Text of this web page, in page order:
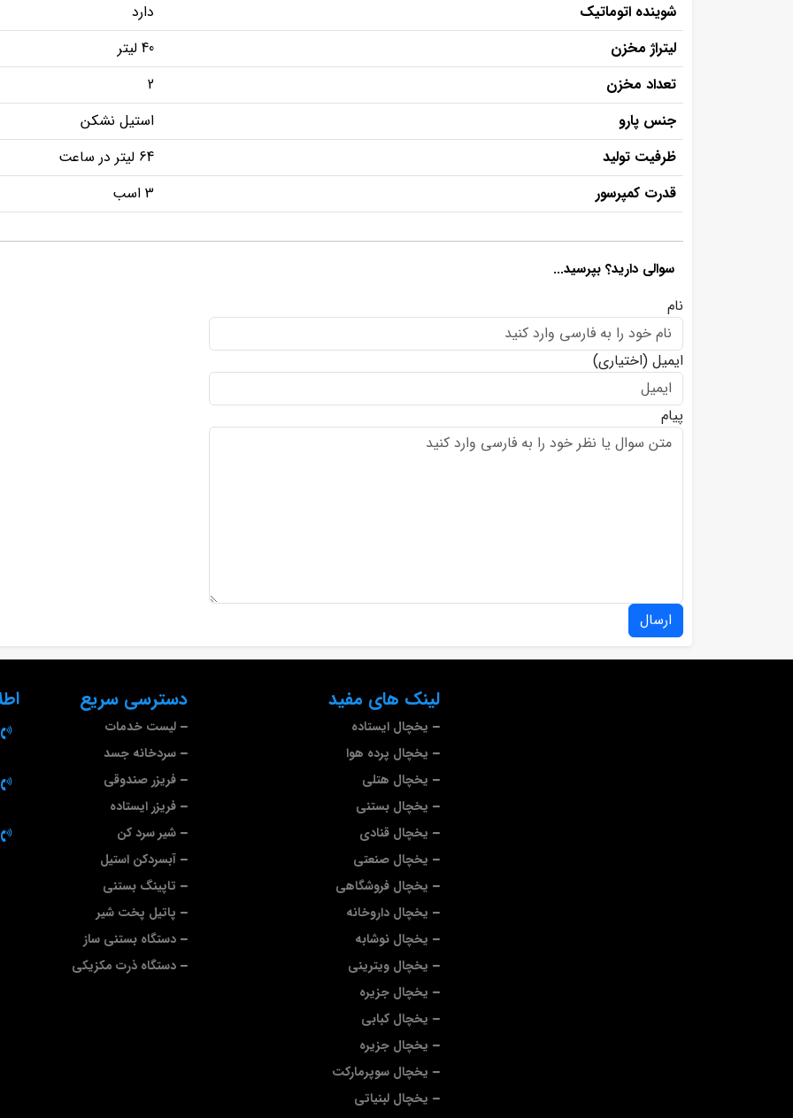
شوینده اتوماتیک
دارد
لیتراژ مخزن
40 لیتر
تعداد مخزن
2
جنس پارو
استیل نشکن
ظرفیت تولید
64 لیتر در ساعت
قدرت کمپرسور
3 اسب
سوالی دارید؟ بپرسید...
نام
ایمیل (اختیاری)
پیام
ارسال
لینک های مفید
یخچال ایستاده
یخچال پرده هوا
یخچال هتلی
یخچال بستنی
یخچال قنادی
یخچال صنعتی
یخچال فروشگاهی
یخچال داروخانه
یخچال نوشابه
یخچال ویترینی
یخچال جزیره
یخچال کبابی
یخچال جزیره
یخچال سوپرمارکت
یخچال لبنیاتی
دسترسی سریع
لیست خدمات
سردخانه جسد
فریزر صندوقی
فریزر ایستاده
شیر سرد کن
آبسردکن استیل
تاپینگ بستنی
پاتیل پخت شیر
دستگاه بستنی ساز
دستگاه ذرت مکزیکی